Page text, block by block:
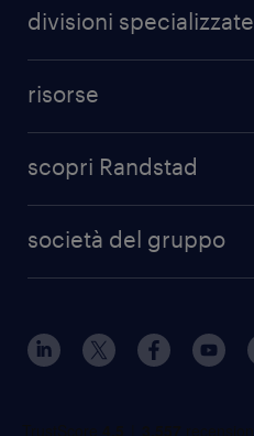
divisioni specializzate
risorse
scopri Randstad
società del gruppo